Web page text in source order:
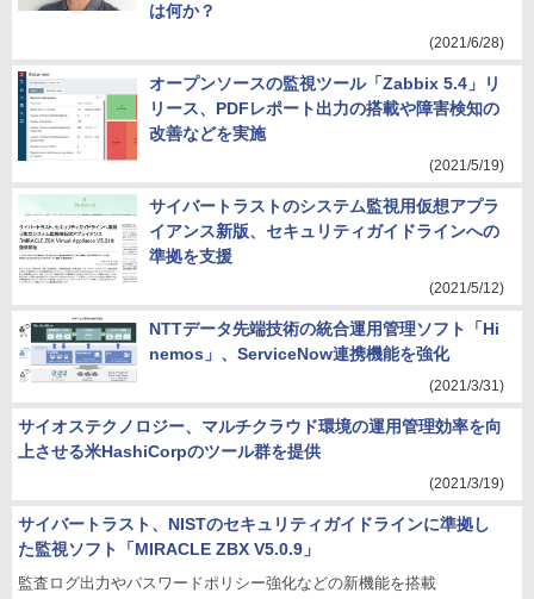
は何か？
(2021/6/28)
オープンソースの監視ツール「Zabbix 5.4」リ
リース、PDFレポート出力の搭載や障害検知の
改善などを実施
(2021/5/19)
サイバートラストのシステム監視用仮想アプラ
イアンス新版、セキュリティガイドラインへの
準拠を支援
(2021/5/12)
NTTデータ先端技術の統合運用管理ソフト「Hi
nemos」、ServiceNow連携機能を強化
(2021/3/31)
サイオステクノロジー、マルチクラウド環境の運用管理効率を向
上させる米HashiCorpのツール群を提供
(2021/3/19)
サイバートラスト、NISTのセキュリティガイドラインに準拠し
た監視ソフト「MIRACLE ZBX V5.0.9」
監査ログ出力やパスワードポリシー強化などの新機能を搭載